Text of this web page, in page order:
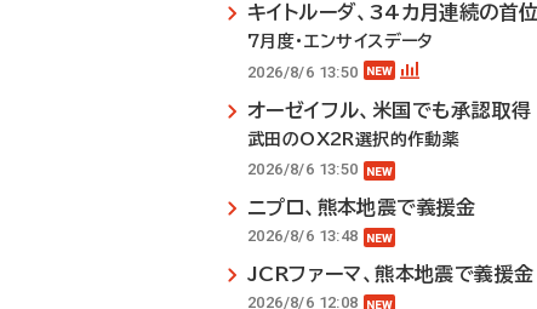
キイトルーダ、34カ月連続の首位
7月度・エンサイスデータ
2026/8/6 13:50
オーゼイフル、米国でも承認取得
武田のOX2R選択的作動薬
2026/8/6 13:50
ニプロ、熊本地震で義援金
2026/8/6 13:48
JCRファーマ、熊本地震で義援金
2026/8/6 12:08